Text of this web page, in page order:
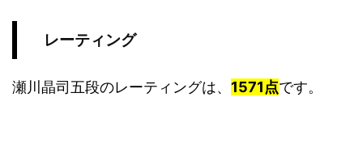
レーティング
瀬川晶司五段のレーティングは、 1571点です。